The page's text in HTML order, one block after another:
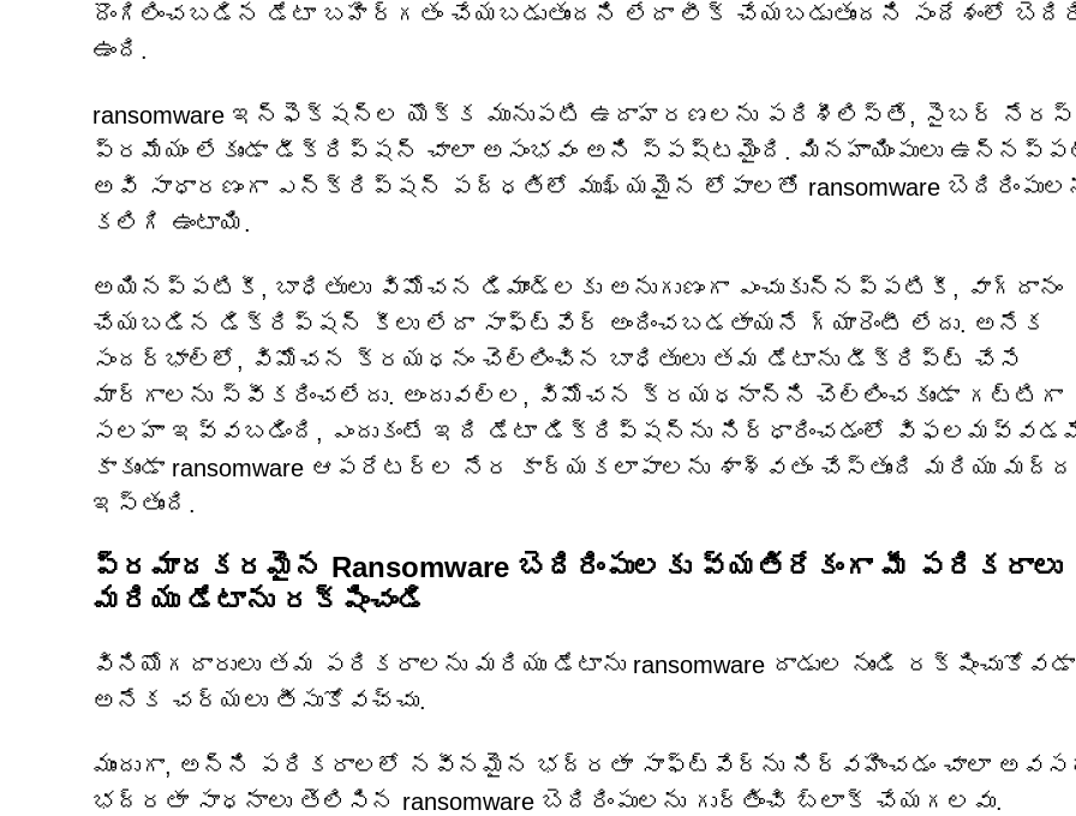
దొంగిలించబడిన డేటా బహిర్గతం చేయబడుతుందని లేదా లీక్ చేయబడుతుందని సందేశంలో
ఉంది.
ransomware ఇన్‌ఫెక్షన్‌ల యొక్క మునుపటి ఉదాహరణలను పరిశీలిస్తే, సైబర్
ప్రమేయం లేకుండా డీక్రిప్షన్ చాలా అసంభవం అని స్పష్టమైంది. మినహాయింపులు
అవి సాధారణంగా ఎన్‌క్రిప్షన్ పద్ధతిలో ముఖ్యమైన లోపాలతో ransomware
కలిగి ఉంటాయి.
అయినప్పటికీ, బాధితులు విమోచన డిమాండ్‌లకు అనుగుణంగా ఎంచుకున్నప్పటికీ, వాగ్దానం
చేయబడిన డిక్రిప్షన్ కీలు లేదా సాఫ్ట్‌వేర్ అందించబడతాయనే గ్యారెంటీ లేదు. అనేక
సందర్భాల్లో, విమోచన క్రయధనం చెల్లించిన బాధితులు తమ డేటాను డీక్రిప్ట్ చేసే
మార్గాలను స్వీకరించలేదు. అందువల్ల, విమోచన క్రయధనాన్ని చెల్లించకుండా గట్టిగా
సలహా ఇవ్వబడింది, ఎందుకంటే ఇది డేటా డిక్రిప్షన్‌ను నిర్ధారించడంలో
కాకుండా ransomware ఆపరేటర్ల నేర కార్యకలాపాలను శాశ్వతం చేస్తుంది మరియు
ఇస్తుంది.
ప్రమాదకరమైన Ransomware బెదిరింపులకు వ్యతిరేకంగా మీ పరికరాలు
మరియు డేటాను రక్షించండి
వినియోగదారులు తమ పరికరాలను మరియు డేటాను ransomware దాడుల నుండి
అనేక చర్యలు తీసుకోవచ్చు.
ముందుగా, అన్ని పరికరాలలో నవీనమైన భద్రతా సాఫ్ట్‌వేర్‌ను నిర్వహించడం చాలా
భద్రతా సాధనాలు తెలిసిన ransomware బెదిరింపులను గుర్తించి బ్లాక్ చేయగలవు.